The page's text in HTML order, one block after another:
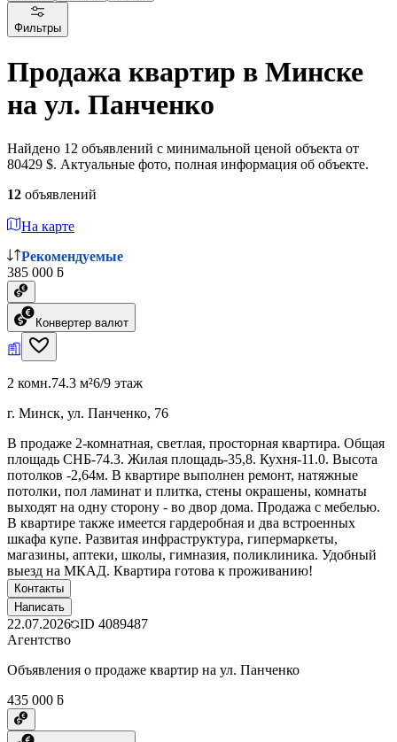
Фильтры
Продажа квартир в Минске
на ул. Панченко
Найдено 12 объявлений с минимальной ценой объекта от
80429 $. Актуальные фото, полная информация об объекте.
12 объявлений
На карте
Рекомендуемые
385 000 ƃ
Конвертер валют
2 комн.74.3 м²6/9 этаж
г. Минск, ул. Панченко, 76
В продаже 2-комнатная, светлая, просторная квартира. Общая
площадь СНБ-74.3. Жилая площадь-35,8. Кухня-11.0. Высота
потолков -2,64м. В квартире выполнен ремонт, натяжные
потолки, пол ламинат и плитка, стены окрашены, комнаты
выходят на одну сторону - во двор дома. Продажа с мебелью.
В квартире также имеется гардеробная и два встроенных
шкафа купе. Развитая инфраструктура, гипермаркеты,
магазины, аптеки, школы, гимназия, поликлиника. Удобный
выезд на МКАД. Квартира готова к проживанию!
Контакты
Написать
22.07.2026 ID 4089487
Агентство
Объявления о продаже квартир на ул. Панченко
435 000 ƃ